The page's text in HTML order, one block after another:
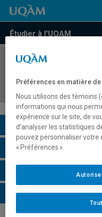
Étudier à l'UQAM
COURS//
décision
Description du cours
Horaire - Été 2026
Horaire - Automne 2026
Horaire - Hiver 2027
Préférences en matière
Nous utilisons des témoins
informations qui nous
expérience sur le site, de
d’analyser les statistiques
pouvez personnaliser votre
« Préférences ».